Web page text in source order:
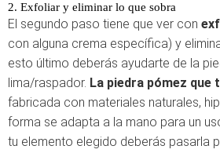
2. Exfoliar y eliminar lo que sobra
El segundo paso tiene que ver con
con alguna crema específica) y
esto último deberás ayudarte de la
lima/raspador. La piedra pómez que
fabricada con materiales naturales,
forma se adapta a la mano para un
tu elemento elegido deberás pasarla